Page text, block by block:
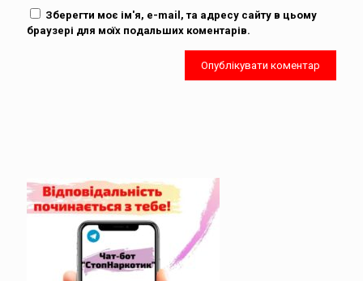
Зберегти моє ім'я, e-mail, та адресу сайту в цьому
браузері для моїх подальших коментарів.